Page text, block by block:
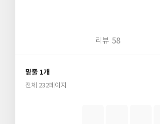
우하게 될 미래 전망까지를 제대로 담은 단
는 ‘밧데리 아저씨’ 박순혁 이사의 책으로,
불확실의 시대이기 때문에 더욱더 ‘정해진
고, 그 핵심이 한국의 배터리 기업이다. 왜
리뷰 58
밑줄 1개
전체 232페이지